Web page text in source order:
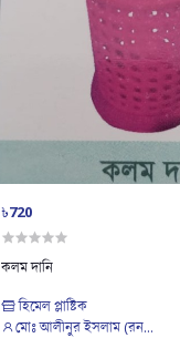
৳720
কলম দানি
হিমেল প্লাষ্টিক
মোঃ আলীনুর ইসলাম (রন...